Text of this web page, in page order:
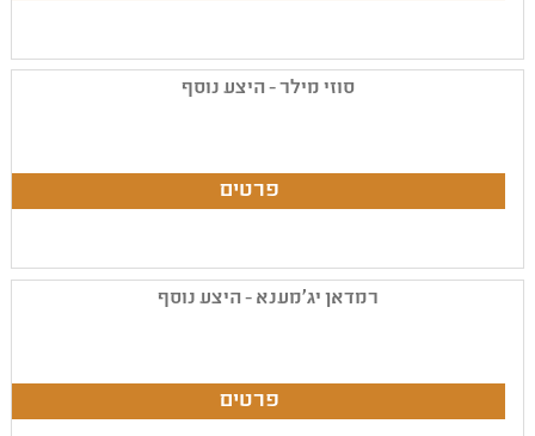
סוזי מילר - היצע נוסף
רמדאן יג'מענא - היצע נוסף